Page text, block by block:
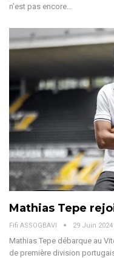
n’est pas encore…
Mathias Tepe
Fifi ASSOGBAVI 29 Juin 2024
Mathias Tepe débarque au
de première division